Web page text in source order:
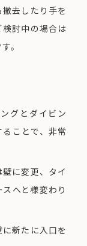
去したり手を
討中の場合は
。
グとダイビン
ことで、非常
に変更、タイ
へと様変わり
新たに入口を